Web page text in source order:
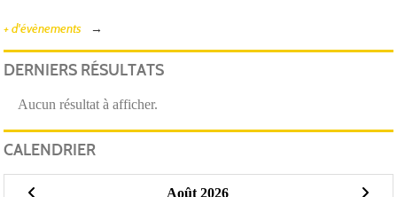
+ d'évènements
DERNIERS RÉSULTATS
Aucun résultat à afficher.
CALENDRIER
Août 2026